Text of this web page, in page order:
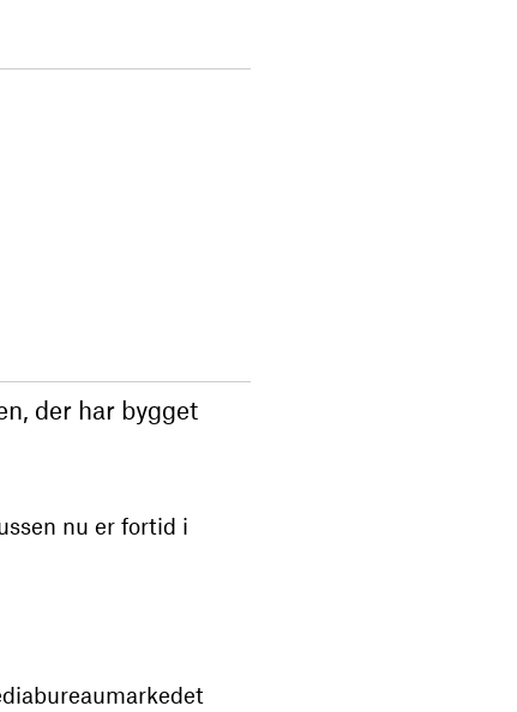
der har bygget
nu er fortid i